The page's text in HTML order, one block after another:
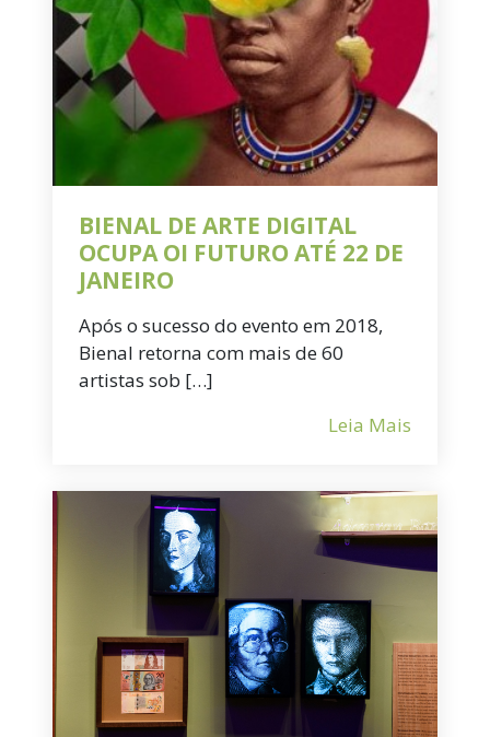
BIENAL DE ARTE DIGITAL
OCUPA OI FUTURO ATÉ 22 DE
JANEIRO
Após o sucesso do evento em 2018,
Bienal retorna com mais de 60
artistas sob […]
Leia Mais